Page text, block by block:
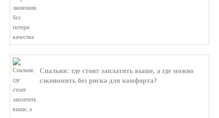
Спальня: где стоит заплатить выше, а где можно
сэкономить без риска для комфорта?